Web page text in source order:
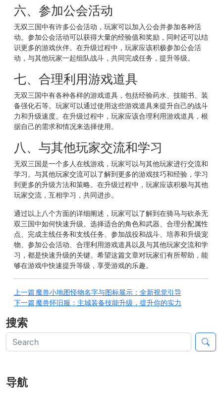
六、参加公会活动
无双三国中有许多公会活动，玩家可以加入公会并参加各种活
动。参加公会活动可以获得大量的经验值和奖励，同时还可以结
识更多的游戏伙伴。在升级过程中，玩家应该积极参加公会活
动，与其他玩家一起组队战斗，共同完成任务，提升等级。
七、合理利用游戏道具
无双三国中有各种各样的游戏道具，包括经验药水、技能书、装
备强化石等。玩家可以通过使用这些游戏道具来提升自己的战斗
力和升级速度。在升级过程中，玩家应该合理利用游戏道具，根
据自己的需求和情况来选择使用。
八、与其他玩家交流和学习
无双三国是一个多人在线游戏，玩家可以与其他玩家进行交流和
学习。与其他玩家交流可以了解到更多的游戏技巧和经验，学习
到更多的升级方法和策略。在升级过程中，玩家应该积极与其他
玩家交流，互相学习，共同进步。
通过以上八个方面的详细阐述，玩家可以了解到在骑马与砍杀无
双三国中如何快速升级。选择适合的角色和武器、合理分配属性
点、完成主线任务和支线任务、参加战役和战斗、培养和升级宠
物、参加公会活动、合理利用游戏道具以及与其他玩家交流和学
习，都是快速升级的关键。希望这篇文章对玩家们有所帮助，能
够在游戏中快速提升等级，享受游戏的乐趣。
上一篇魔兽小地图怪物名字与图标展示：全新视觉引导
下一篇魔兽怀旧服：主城装备技能升级，提升你的实力
搜索
导航